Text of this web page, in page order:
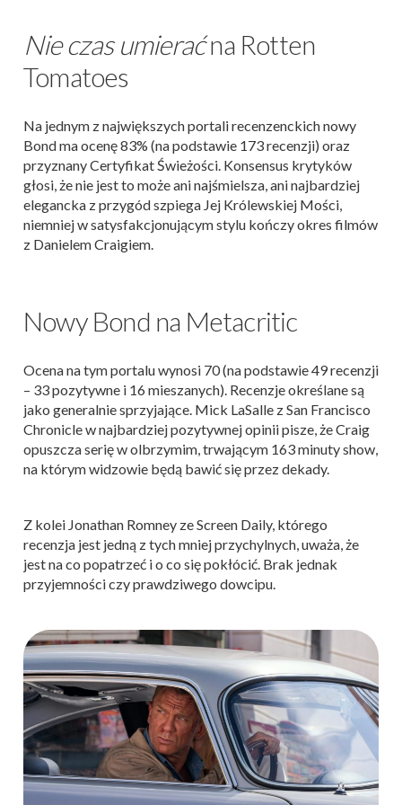
Nie czas umieraćna Rotten
Tomatoes
Na jednym z największych portali recenzenckich nowy
Bond ma ocenę 83% (na podstawie 173 recenzji) oraz
przyznany Certyfikat Świeżości. Konsensus krytyków
głosi, że nie jest to może ani najśmielsza, ani najbardziej
elegancka z przygód szpiega Jej Królewskiej Mości,
niemniej w satysfakcjonującym stylu kończy okres filmów
z Danielem Craigiem.
Nowy Bond na Metacritic
Ocena na tym portalu wynosi 70 (na podstawie 49 recenzji
– 33 pozytywne i 16 mieszanych). Recenzje określane są
jako generalnie sprzyjające. Mick LaSalle z San Francisco
Chronicle w najbardziej pozytywnej opinii pisze, że Craig
opuszcza serię w olbrzymim, trwającym 163 minuty show,
na którym widzowie będą bawić się przez dekady.
Z kolei Jonathan Romney ze Screen Daily, którego
recenzja jest jedną z tych mniej przychylnych, uważa, że
jest na co popatrzeć i o co się pokłócić. Brak jednak
przyjemności czy prawdziwego dowcipu.